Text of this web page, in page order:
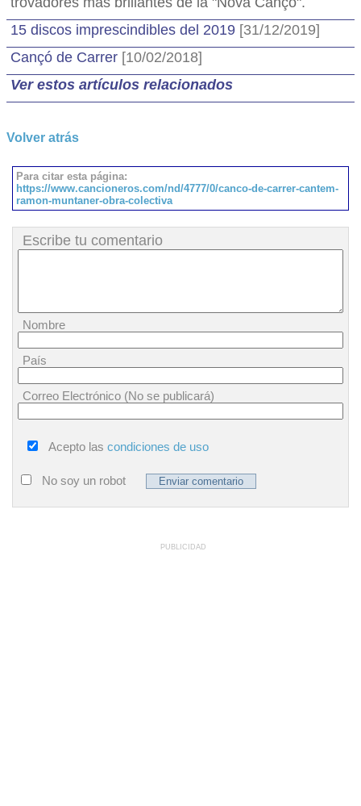
15 discos imprescindibles del 2019 [31/12/2019]
Cançó de Carrer [10/02/2018]
Ver estos artículos relacionados
Volver atrás
Para citar esta página:
https://www.cancioneros.com/nd/4777/0/canco-de-carrer-cantem-
ramon-muntaner-obra-colectiva
Escribe tu comentario
Nombre
País
Correo Electrónico (No se publicará)
Acepto las condiciones de uso
No soy un robot
PUBLICIDAD